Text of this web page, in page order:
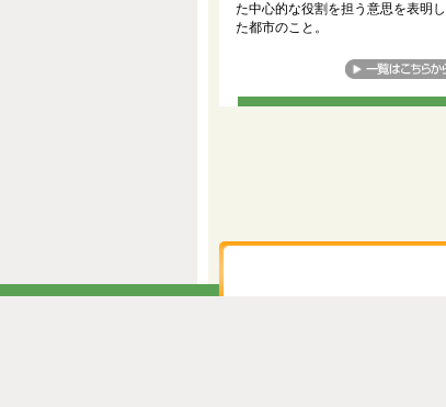
た中心的な役割を担う意思を表明し
た都市のこと。